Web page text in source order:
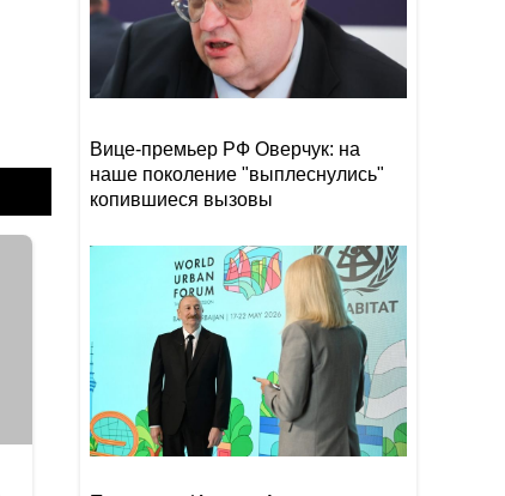
Украину
Вице-премьер РФ Оверчук: на
наше поколение "выплеснулись"
копившиеся вызовы